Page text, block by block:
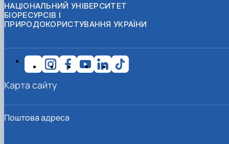
НАЦІОНАЛЬНИЙ УНІВЕРСИТЕТ
БІОРЕСУРСІВ І
ПРИРОДОКОРИСТУВАННЯ УКРАЇНИ
Поштова адреса
Карта сайту